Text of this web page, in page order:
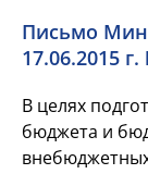
Письмо
17.06.2015
В целях
бюджета и